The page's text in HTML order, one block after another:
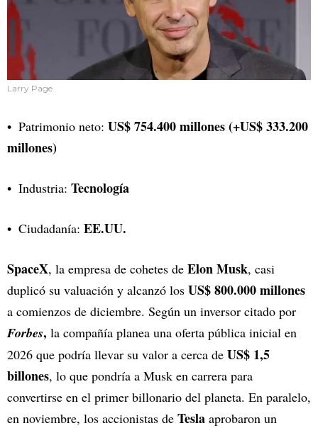
Larry Page.
Patrimonio neto: US$ 754.400 millones (+US$ 333.200
millones)
Industria: Tecnología
Ciudadanía: EE.UU.
SpaceX, la empresa de cohetes de Elon Musk, casi
duplicó su valuación y alcanzó los US$ 800.000 millones
a comienzos de diciembre. Según un inversor citado por
Forbes, la compañía planea una oferta pública inicial en
2026 que podría llevar su valor a cerca de US$ 1,5
billones, lo que pondría a Musk en carrera para
convertirse en el primer billonario del planeta. En paralelo,
en noviembre, los accionistas de Tesla aprobaron un